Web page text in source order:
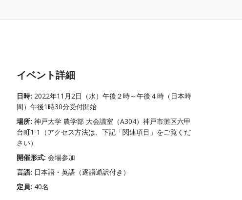
イベント詳細
日時: 2022年11月2日（水）午後２時～午後４時（日本時
間）午後1時30分受付開始
場所: 神戸大学 農学部 大会議室（A304）神戸市灘区六甲
台町1-1（アクセス方法は、下記「関連項目」をご覧くだ
さい）
開催形式: 会場参加
言語: 日本語・英語（逐語通訳付き）
定員: 40名